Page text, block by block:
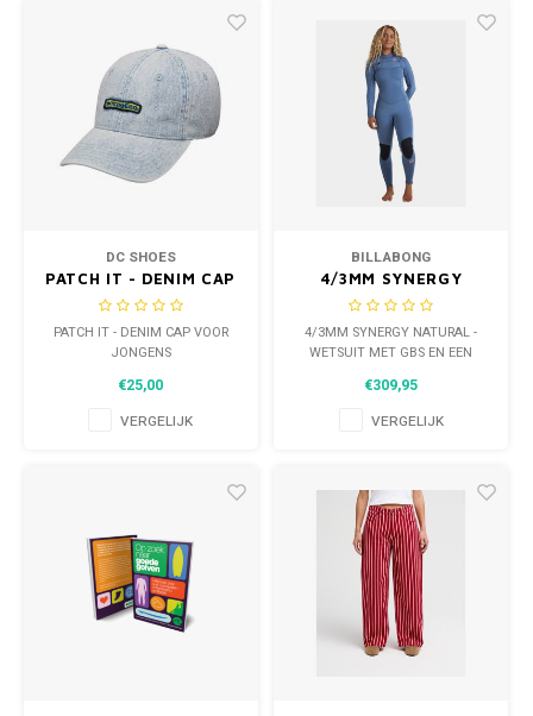
DC SHOES
PATCH IT - DENIM CAP
VOOR JONGENS
PATCH IT - DENIM CAP VOOR
JONGENS
€25,00
VERGELIJK
BILLABONG
4/3MM SYNERGY
NATURAL - WETSUIT
MET GBS EN EEN
BORSTRITS VOOR
4/3MM SYNERGY NATURAL -
WETSUIT MET GBS EN EEN
€309,95
VERGELIJK